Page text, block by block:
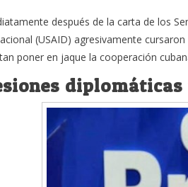
después de la carta de los
(USAID) agresivamente
poner en jaque la cooperación